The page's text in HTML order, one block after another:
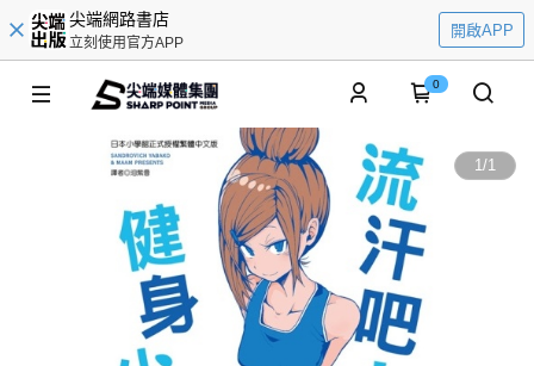
尖端網路書店
立刻使用官方APP
開啟APP
0
1/1